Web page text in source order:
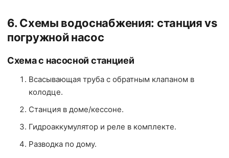
6. Схемы водоснабжения: станция vs
погружной насос
Схема с насосной станцией
Всасывающая труба с обратным клапаном в
колодце.
Станция в доме/кессоне.
Гидроаккумулятор и реле в комплекте.
Разводка по дому.